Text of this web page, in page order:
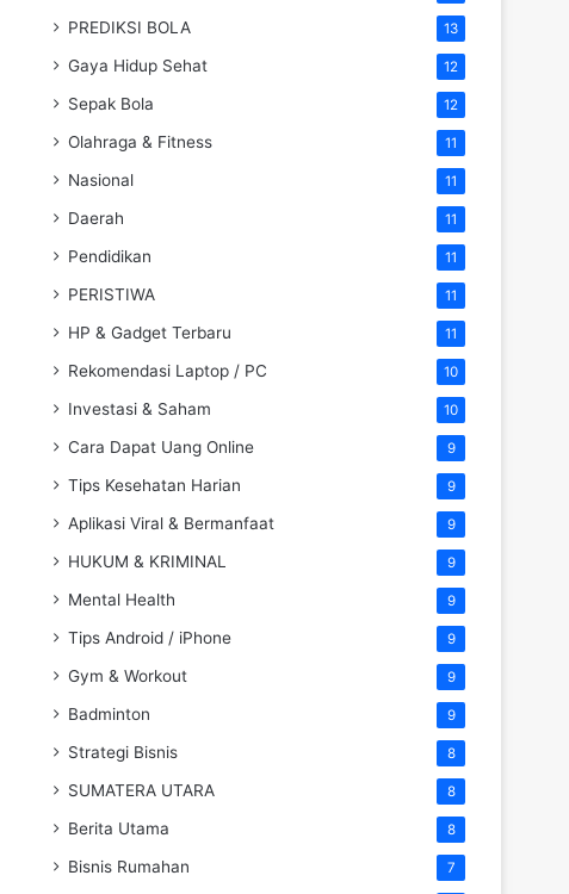
PREDIKSI BOLA 13
Gaya Hidup Sehat 12
Sepak Bola 12
Olahraga & Fitness 11
Nasional 11
Daerah 11
Pendidikan 11
PERISTIWA 11
HP & Gadget Terbaru 11
Rekomendasi Laptop / PC 10
Investasi & Saham 10
Cara Dapat Uang Online 9
Tips Kesehatan Harian 9
Aplikasi Viral & Bermanfaat 9
HUKUM & KRIMINAL 9
Mental Health 9
Tips Android / iPhone 9
Gym & Workout 9
Badminton 9
Strategi Bisnis 8
SUMATERA UTARA 8
Berita Utama 8
Bisnis Rumahan 7